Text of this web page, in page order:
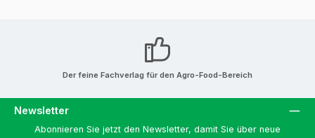
Der feine Fachverlag für den Agro-Food-Bereich
Newsletter
Abonnieren Sie jetzt den Newsletter, damit Sie über neue